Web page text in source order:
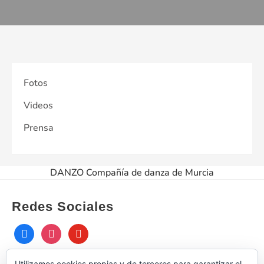
Fotos
Videos
Prensa
DANZO Compañía de danza de Murcia
Redes Sociales
facebookinstagramyoutube